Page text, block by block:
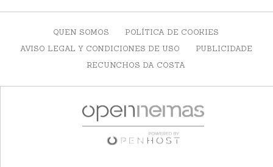
QUEN SOMOS
POLÍTICA DE COOKIES
AVISO LEGAL Y CONDICIONES DE USO
PUBLICIDADE
RECUNCHOS DA COSTA